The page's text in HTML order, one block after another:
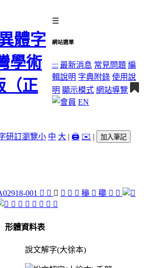
☰
網站選單
::: 最新消息 常見問題 編
輯說明 字典附錄 使用說
明 顯示模式 網站導覽
EN
研訂瀏覽小 中 大 | 🖨️ ✉️ | 加入筆記
󴈕 󴈒 󴈁 𥣨 󴈑 󴈇 龝 󴈍 䆋 󴈄 󴈃
󴈊 󴇿 󴇾 󴇺 󴈐 󴇷 𪔁
形體資料表
說文解字(大徐本)